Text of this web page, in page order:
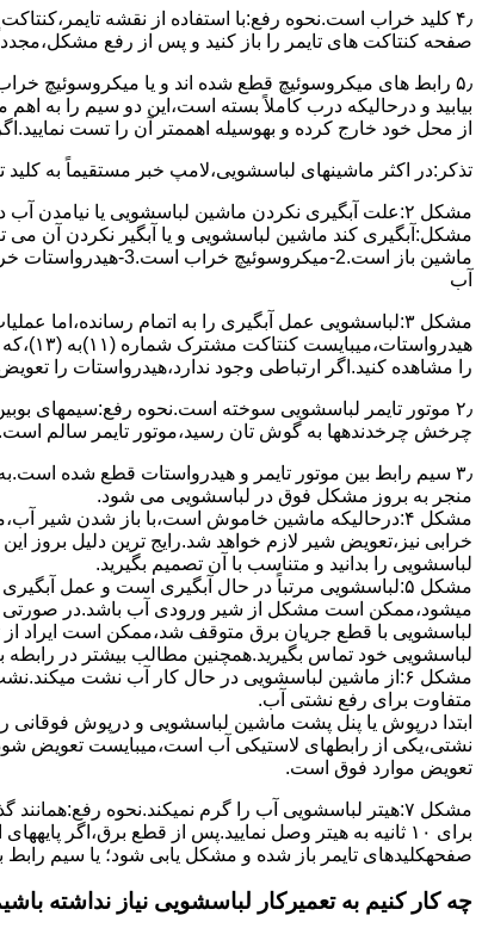
۴٫ ﮐﻠﯿﺪ ﺧﺮاب اﺳﺖ.نحوه رفع:ﺑﺎ اﺳﺘﻔﺎده از ﻧﻘﺸﻪ
ﺻﻔﺤﻪ ﮐﻨﺘﺎﮐﺖ ﻫﺎی ﺗﺎﯾﻤﺮ را باز کنید و ﭘﺲ از رﻓﻊ مشکل،مجدداً
۵٫ رابط های ﻣﯿﮑﺮوﺳﻮﺋﯿﭻ ﻗﻄﻊ شده اند و ﯾﺎ ﻣﯿﮑﺮوﺳﻮﺋﯿﭻ
ﺑﯿﺎﺑﯿﺪ و درحالیکه درب کاملاً ﺑﺴﺘﻪ اﺳﺖ،اﯾﻦ دو ﺳﯿﻢ را ﺑﻪ
از ﻣﺤﻞ خود ﺧﺎرج کرده و بهوسیله اهممتر آن را ﺗﺴﺖ
ﺗﺬﮐﺮ:در اﮐﺜﺮ ماشینهای لباسشویی،ﻻﻣﭗ ﺧﺒﺮ مستقیماً ﺑﻪ
مشکل ۲:علت آبگیری نکردن ماشین لباسشویی یا
آب
را ﻣﺸﺎﻫﺪه کنید.اﮔﺮ ارﺗﺒﺎطی وجود ندارد،ﻫﯿﺪرواﺳﺘﺎت را
ﭼﺮﺧﺶ چرخدندهها به گوش تان رﺳﯿﺪ،ﻣﻮﺗﻮر ﺗﺎﯾﻤﺮ ﺳﺎﻟﻢ
۳٫ ﺳﯿﻢ راﺑﻂ ﺑﯿﻦ ﻣﻮﺗﻮر ﺗﺎﯾﻤﺮ و ﻫﯿﺪرواﺳﺘﺎت ﻗﻄﻊ ﺷﺪه
ﻣﻨﺠﺮ ﺑﻪ ﺑﺮوز مشکل ﻓﻮق در لباسشویی می شود.
مشکل ۴:درحالیکه ﻣﺎﺷﯿﻦ ﺧﺎﻣﻮش اﺳﺖ،ﺑﺎ ﺑﺎز ﺷﺪن
خرابی نیز،تعویض شیر لازم خواهد شد.رایج ترین دلیل
لباسشویی را بدانید و متناسب با آن تصمیم بگیرید.
مشکل ۵:لباسشویی مرتباً در ﺣﺎل آﺑﮕﯿﺮی اﺳﺖ و ﻋﻤﻞ
میشود،ممکن است مشکل از شیر ورودی آب باشد.در صورتی که
لباسشویی با قطع جریان برق متوقف شد،ممکن است ایراد
لباسشویی خود تماس بگیرید.همچنین مطالب بیشتر در رابطه
مشکل ۶:از ﻣﺎﺷﯿﻦ لباسشویی در ﺣﺎل ﮐﺎر آب ﻧﺸﺖ
متفاوت برای رفع نشتی آب.
ابتدا درپوش یا پنل ﭘﺸﺖ ﻣﺎﺷﯿﻦ لباسشویی و درپوش
نشتی،ﯾﮑﯽ از رابطهای ﻻﺳﺘﯿﮑﯽ آب اﺳﺖ،میبایست ﺗﻌﻮﯾﺾ
ﺗﻌﻮﯾﺾ ﻣﻮارد ﻓﻮق اﺳﺖ.
برای ۱۰ ﺛﺎﻧﯿﻪ ﺑﻪ ﻫﯿﺘﺮ وصل نمایید.ﭘﺲ از ﻗﻄﻊ
صفحهکلیدهای ﺗﺎﯾﻤﺮ باز شده و مشکل یابی شود؛ ﯾﺎ ﺳﯿﻢ
چه کار کنیم به تعمیرکار لباسشویی نیاز نداشته